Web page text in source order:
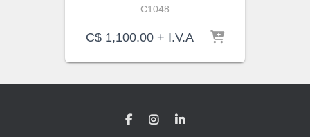
C1048
C$ 1,100.00 + I.V.A